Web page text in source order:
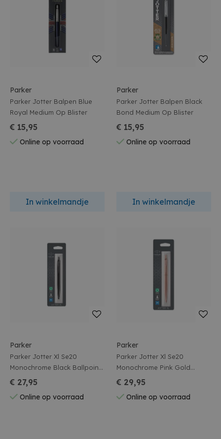
Parker
Parker Jotter Balpen Blue
Royal Medium Op Blister
€ 15,95
Online op voorraad
In winkelmandje
Parker
Parker Jotter Balpen Black
Bond Medium Op Blister
€ 15,95
Online op voorraad
In winkelmandje
Parker
Parker Jotter Xl Se20
Monochrome Black Ballpoint
Blister
€ 27,95
Online op voorraad
Parker
Parker Jotter Xl Se20
Monochrome Pink Gold
Ballpoint Blister
€ 29,95
Online op voorraad